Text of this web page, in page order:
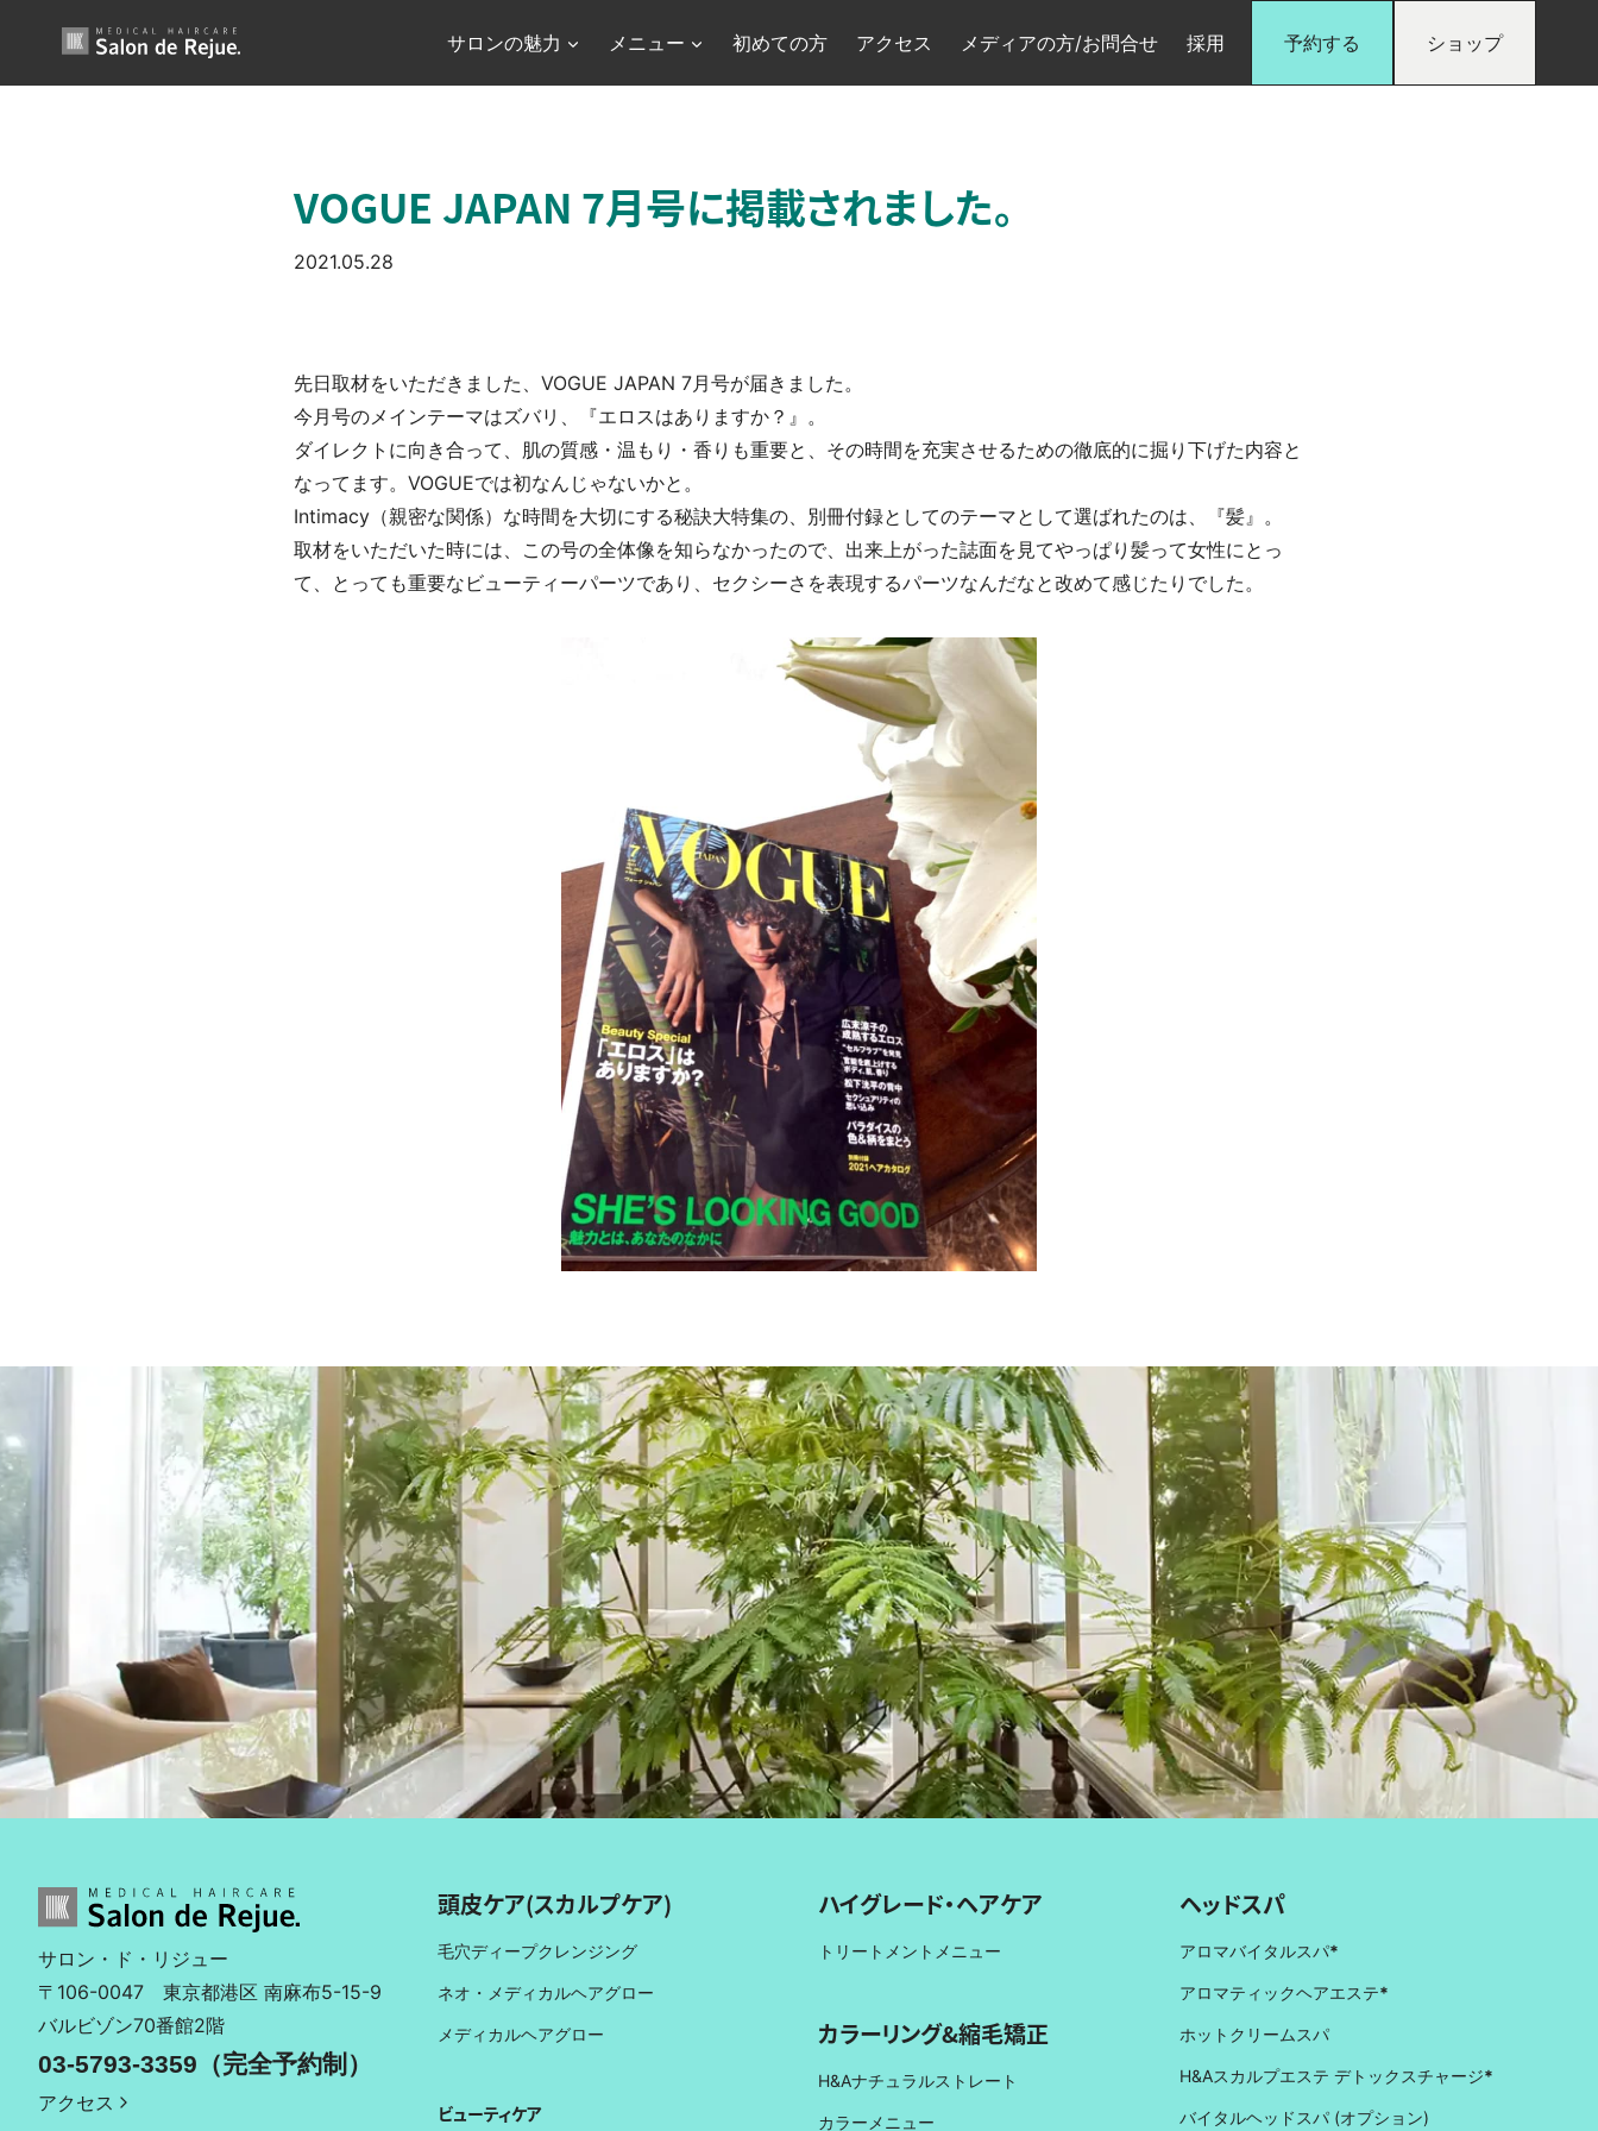
を
サロンの魅力 メニュー 初めての方 アクセス メディアの方/お問合せ 採用 予約する ショップ
VOGUE JAPAN 7月号に掲載されました。
2021.05.28
先日取材をいただきました、VOGUE JAPAN 7月号が届きました。
今月号のメインテーマはズバリ、『エロスはありますか？』。
ダイレクトに向き合って、肌の質感・温もり・香りも重要と、その時間を充実させるための徹底的に掘り下げた内容と
なってます。VOGUEでは初なんじゃないかと。
Intimacy（親密な関係）な時間を大切にする秘訣大特集の、別冊付録としてのテーマとして選ばれたのは、『髪』。
取材をいただいた時には、この号の全体像を知らなかったので、出来上がった誌面を見てやっぱり髪って女性にとっ
て、とっても重要なビューティーパーツであり、セクシーさを表現するパーツなんだなと改めて感じたりでした。
サロン・ド・リジュー
〒106-0047 東京都港区 南麻布5-15-9
バルビゾン70番館2階
03-5793-3359（完全予約制）
アクセス
頭皮ケア(スカルプケア)
毛穴ディープクレンジング
ネオ・メディカルヘアグロー
メディカルヘアグロー
ビューティケア
ハイグレード・ヘアケア
トリートメントメニュー
カラーリング&縮毛矯正
H&Aナチュラルストレート
カラーメニュー
ヘッドスパ
アロマバイタルスパ*
アロマティックヘアエステ*
ホットクリームスパ
H&Aスカルプエステ デトックスチャージ*
バイタルヘッドスパ (オプション)